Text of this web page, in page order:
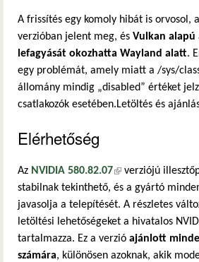
A frissítés egy komoly hibát is orvosol,
verzióban jelent meg, és Vulkan alapú
lefagyását okozhatta Wayland alatt.
egy problémát, amely miatt a /sys/
állomány mindig „disabled” értéket
csatlakozók esetében.Letöltés és
Elérhetőség
Az NVIDIA 580.82.07(külső hivatkozás)
verziójú
stabilnak tekinthető, és a gyártó
javasolja a telepítését. A részletes
letöltési lehetőségeket a hivatalos
tartalmazza. Ez a verzió ajánlott
számára, különösen azoknak, akik